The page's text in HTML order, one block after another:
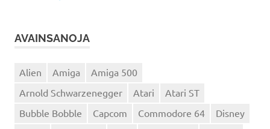
AVAINSANOJA
Alien Amiga
Amiga 500
Arnold Schwarzenegger
Atari
Atari ST
Bubble Bobble
Capcom Commodore 64
Disney